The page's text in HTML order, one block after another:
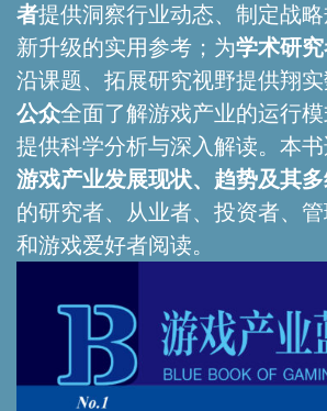
者提供洞察行业动态、制定战
新升级的实用参考；为学术研
沿课题、拓展研究视野提供翔
公众全面了解游戏产业的运行
提供科学分析与深入解读。本
游戏产业发展现状、趋势及其
的研究者、从业者、投资者、
和游戏爱好者阅读。